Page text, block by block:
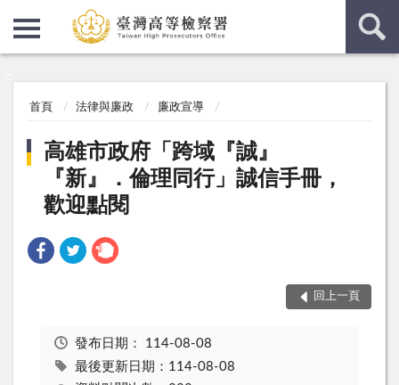
首頁 法律與廉政 廉政宣導
高雄市政府「跨域『誠』
『新』．倫理同行」誠信手冊，
歡迎點閱
回上一頁
發布日期： 114-08-08
最後更新日期：114-08-08